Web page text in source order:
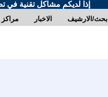
إذا لديكم مشاكل تقنية في
مراكز الاخبار بحث/الارشيف